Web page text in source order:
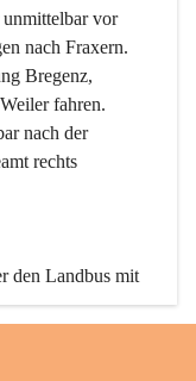
vor
nach Fraxern.
Bregenz,
fahren.
nach der
rechts
den Landbus mit
Die Linie